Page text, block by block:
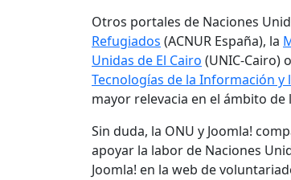
Otros portales de Naciones
Refugiados (ACNUR España), la
Unidas de El Cairo (UNIC-Cairo) o
Tecnologías de la Información y
mayor relevacia en el ámbito de
Sin duda, la ONU y Joomla!
apoyar la labor de Naciones
Joomla! en la web de